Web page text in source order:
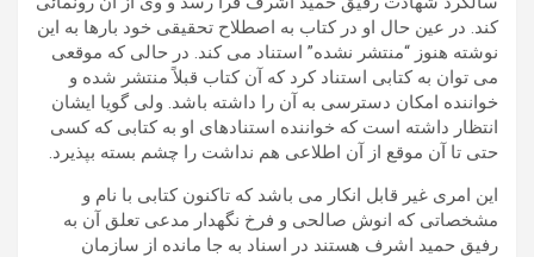
کند. در عین حال او در کتاب به اصطلاح تحقیقی خود بارها به این
نوشته هنوز “منتشر نشده” استناد می کند. در حالی که موقعی
می توان به کتابی استناد کرد که آن کتاب قبلاً منتشر شده و
خواننده امکان دسترسی به آن را داشته باشد. ولی گویا ایشان
انتظار داشته است که خواننده استنادهای او به کتابی که کسی
حتی تا آن موقع از آن اطلاعی هم نداشت را چشم بسته بپذیرد.
این امری غیر قابل انکار می باشد که تاکنون کتابی با نام و
مشخصاتی که انوش صالحی و فرخ نگهدار مدعی تعلق آن به
رفیق حمید اشرف هستند در اسناد به جا مانده از سازمان